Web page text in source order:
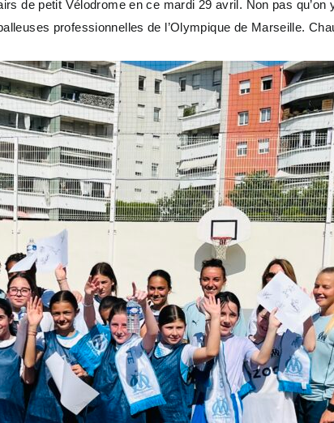
de petit Vélodrome en ce mardi 29 avril. Non pas
professionnelles de l’Olympique de Marseille.